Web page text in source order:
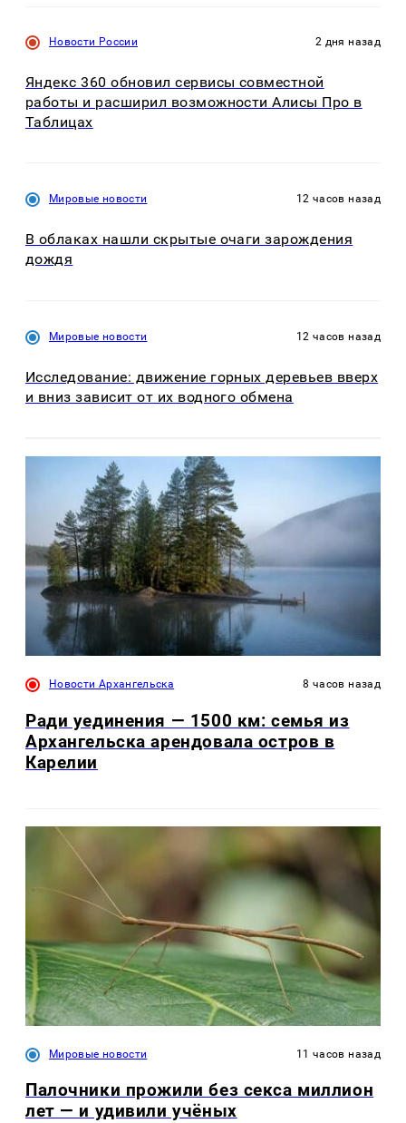
Новости России 2 дня назад
Яндекс 360 обновил сервисы совместной
работы и расширил возможности Алисы Про в
Таблицах
Мировые новости 12 часов назад
В облаках нашли скрытые очаги зарождения
дождя
Мировые новости 12 часов назад
Исследование: движение горных деревьев вверх
и вниз зависит от их водного обмена
Новости Архангельска 8 часов назад
Ради уединения — 1500 км: семья из
Архангельска арендовала остров в
Карелии
Мировые новости 11 часов назад
Палочники прожили без секса миллион
лет — и удивили учёных